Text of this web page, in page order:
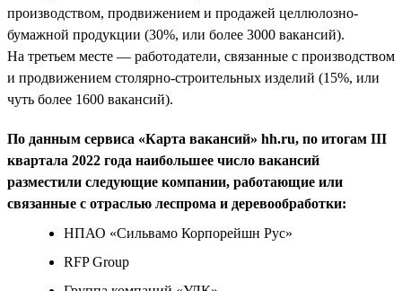
производством, продвижением и продажей целлюлозно-
бумажной продукции (30%, или более 3000 вакансий).
На третьем месте — работодатели, связанные с производством
и продвижением столярно-строительных изделий (15%, или
чуть более 1600 вакансий).
По данным сервиса «Карта вакансий» hh.ru, по итогам III
квартала 2022 года наибольшее число вакансий
разместили следующие компании, работающие или
связанные с отраслью леспрома и деревообработки:
НПАО «Сильвамо Корпорейшн Рус»
RFP Group